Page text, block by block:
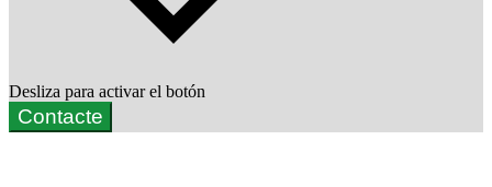
Desliza para activar el botón
Contacte